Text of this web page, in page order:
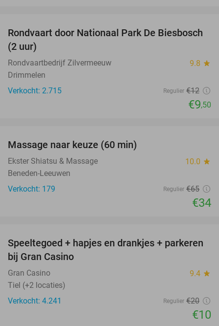
21%
Rondvaart door Nationaal Park De Biesbosch
(2 uur)
Rondvaartbedrijf Zilvermeeuw 9.8 star
Drimmelen
Verkocht: 2.715
Regulier €12
€9,50
Massage naar keuze (60 min)
Ekster Shiatsu & Massage 10.0 star
Beneden-Leeuwen
Verkocht: 179
Regulier €65
€34
50%
Speeltegoed + hapjes en drankjes + parkeren
bij Gran Casino
Gran Casino 9.4 star
Tiel (+2 locaties)
Verkocht: 4.241
Regulier €20
€10